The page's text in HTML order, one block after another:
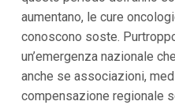
aumentano, le cure
conoscono soste.
un’emergenza nazionale
anche se associazioni,
compensazione regionale